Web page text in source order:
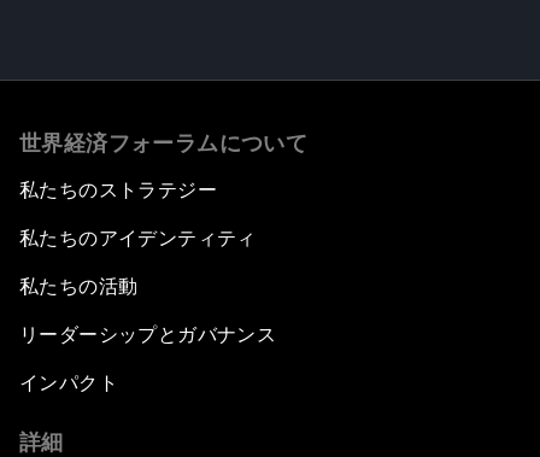
世界経済フォーラムについて
私たちのストラテジー
私たちのアイデンティティ
私たちの活動
リーダーシップとガバナンス
インパクト
詳細